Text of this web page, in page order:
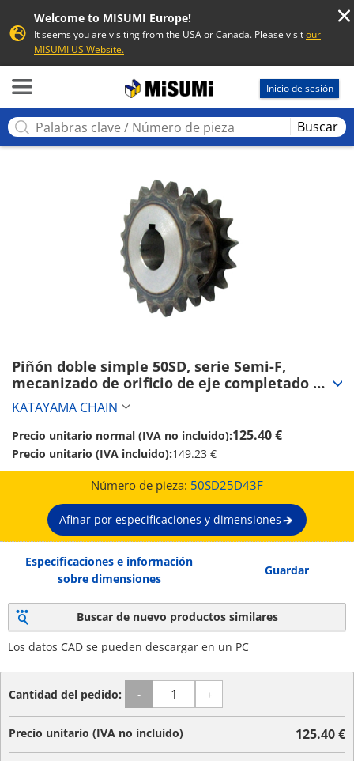
Welcome to MISUMI Europe!
It seems you are visiting from the USA or Canada. Please visitour
MISUMI US Website.
Inicio de sesión
Buscar
Piñón doble simple 50SD, serie Semi-F,
mecanizado de orificio de eje completado
(nueva chaveta JIS) (50SD25D43F)
KATAYAMA CHAIN
Precio unitario normal (IVA no incluido):125.40 €
Precio unitario (IVA incluido):149.23 €
Número de pieza: 50SD25D43F
Afinar por especificaciones y dimensiones
Especificaciones e información
sobre dimensiones
Guardar
Buscar de nuevo productos similares
Los datos CAD se pueden descargar en un PC
Cantidad del pedido: - +
Precio unitario (IVA no incluido) 125.40 €